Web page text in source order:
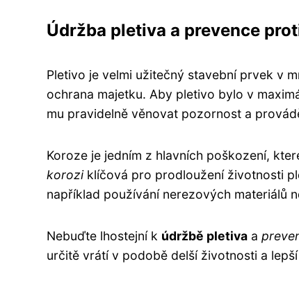
Údržba pletiva a prevence
Pletivo je velmi užitečný stavební prvek v
ochrana majetku. Aby pletivo bylo v
mu pravidelně věnovat pozornost a
Koroze je jedním z hlavních poškození,
koroziklíčová pro prodloužení životnosti
například používání nerezových materiálů
Nebuďte lhostejní k údržbě pletiva a
určitě vrátí v podobě delší životnosti a